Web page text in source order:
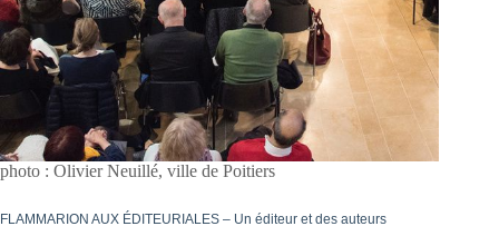
photo : Olivier Neuillé, ville de Poitiers
FLAMMARION AUX ÉDITEURIALES – Un éditeur et des auteurs